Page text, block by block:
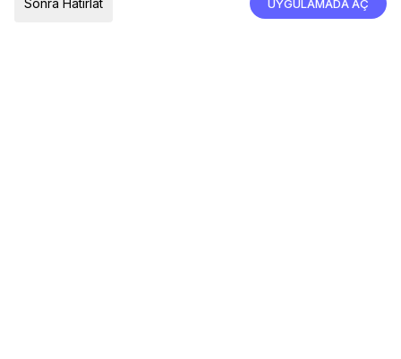
Sonra Hatırlat UYGULAMADA AÇ